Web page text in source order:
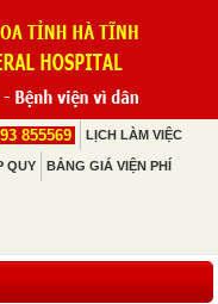
855569 LỊCH LÀM VIỆC
QUY BẢNG GIÁ VIỆN PHÍ